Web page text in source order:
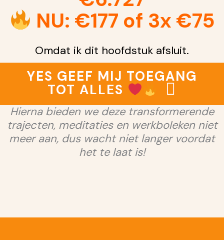
NU: €177 of 3x €75
Omdat ik dit hoofdstuk afsluit.
YES GEEF MIJ TOEGANG
TOT ALLES
Hierna bieden we deze transformerende
trajecten, meditaties en werkboleken niet
meer aan, dus wacht niet langer voordat
het te laat is!